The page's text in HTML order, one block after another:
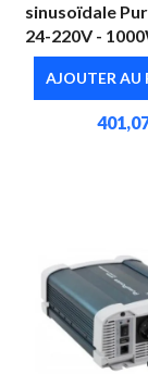
sinusoïdale
24-220V -
AJOUTER AU